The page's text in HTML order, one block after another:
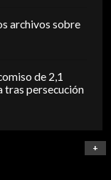
archivos sobre
de 2,1
tras persecución
+